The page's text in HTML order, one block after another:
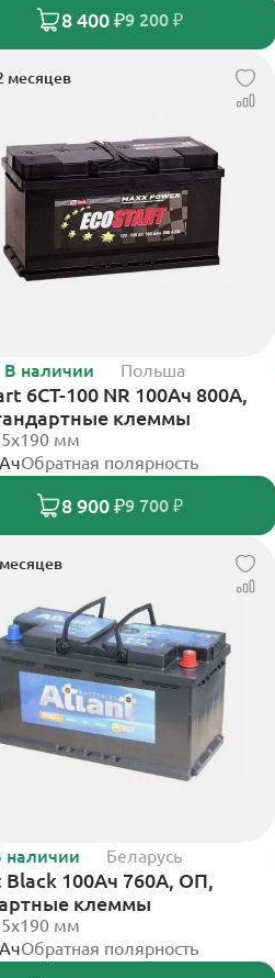
8 400 ₽9 200 ₽
месяцев
В наличии Польша
6CT-100 NR 100Ач 800А,
клеммы
мм
Обратная полярность
8 900 ₽9 700 ₽
наличии Беларусь
100Ач 760А, ОП,
клеммы
мм
Обратная полярность